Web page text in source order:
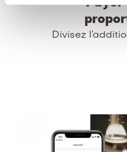
Payer
Divisez